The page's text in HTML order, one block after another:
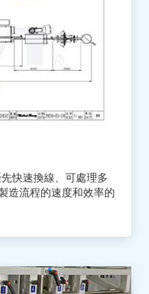
快速換線、可處理多
造流程的速度和效率的